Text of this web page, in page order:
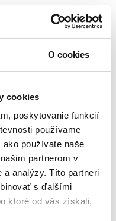
O cookies
cookies
poskytovanie funkcií
používame
používate naše
partnerom v
analýzy. Títo partneri
s ďalšími
ktoré od vás získali,